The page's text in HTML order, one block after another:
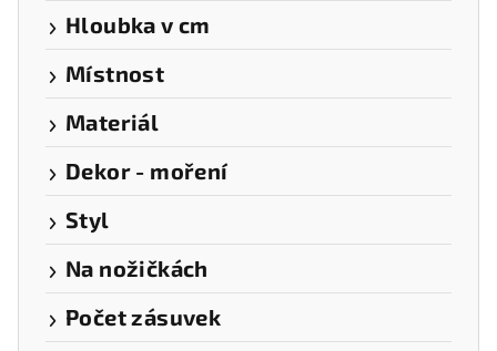
Hloubka v cm
Místnost
Materiál
Dekor - moření
Styl
Na nožičkách
Počet zásuvek